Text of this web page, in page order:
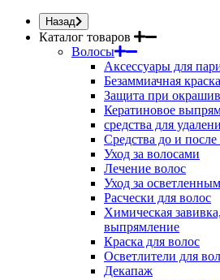
Назад
Каталог товаров
Волосы
Аксессуары для
Безаммиачная
Защита при
Кератиновое
средства для
Средства до и
Уход за волосами
Лечение волос
Уход за
Расчески для волос
Химическая
выпрямление
Краска для волос
Осветлители для
Декапаж